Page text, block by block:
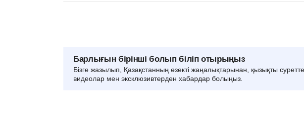
Барлығын бірінші болып біліп отырыңыз
Бізге жазылып, Қазақстанның өзекті жаңалықтарынан, қызықты
видеолар мен эксклюзивтерден хабардар болыңыз.